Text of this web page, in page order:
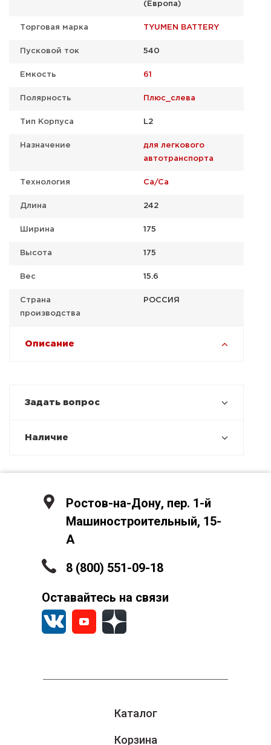
(Европа)
Торговая марка TYUMEN BATTERY
Пусковой ток 540
Емкость 61
Полярность Плюс_слева
Тип Корпуса L2
Назначение
для легкового
автотранспорта
Технология Ca/Ca
Длина 242
Ширина 175
Высота 175
Вес 15.6
Страна
производства
РОССИЯ
Описание
Задать вопрос
Наличие
Каталог
Корзина
Ростов-на-Дону, пер. 1-й
Машиностроительный, 15-
А
8 (800) 551-09-18
Оставайтесь на связи